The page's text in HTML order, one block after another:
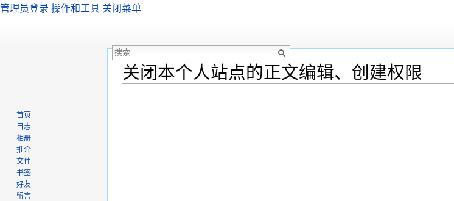
关闭本个人站点的正文编辑、创建权限
管理员登录 操作和工具 关闭菜单
首页
日志
相册
推介
文件
书签
好友
留言